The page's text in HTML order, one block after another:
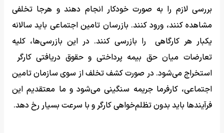
بررسی لازم را به صورت خودکار انجام دهند و هرجا تخلفی
مشاهده کنند، ورود کنند. بازرسان تامین اجتماعی باید سالانه
یکبار هر کارگاهی را بازرسی کنند. در این بازرسی‌ها، کلیه
تعارضات میان حق بیمه پرداختی و حقوق دریافتی کارگر
استخراج می‌شود. در صورت کشف تخلف از سوی سازمان تامین
اجتماعی، کارفرما جریمه سنگینی می‌شود و ما معتقدیم این
فرآیندها باید بدون تظلم‌خواهی کارگر و با سرعت بسیار رخ دهد.